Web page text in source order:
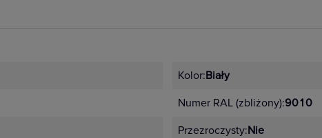
Kolor:Biały
Numer RAL (zbliżony):9010
Przezroczysty:Nie